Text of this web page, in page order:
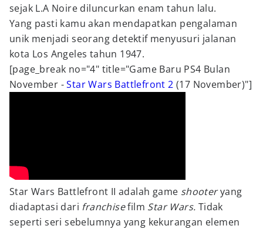
sejak L.A Noire diluncurkan enam tahun lalu.
Yang pasti kamu akan mendapatkan pengalaman
unik menjadi seorang detektif menyusuri jalanan
kota Los Angeles tahun 1947.
[page_break no="4" title="Game Baru PS4 Bulan
November -Star Wars Battlefront 2 (17 November)"]
Star Wars Battlefront II adalah game shooteryang
diadaptasi dari franchisefilm Star Wars. Tidak
seperti seri sebelumnya yang kekurangan elemen